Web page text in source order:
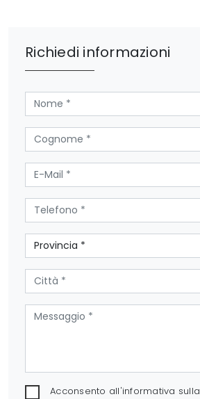
Richiedi informazioni
Acconsento all'informativa sulla